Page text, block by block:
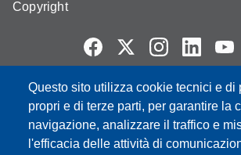
Questo sito utilizza cookie tecnici e di
propri e di terze parti, per garantire la
navigazione, analizzare il traffico e
l'efficacia delle attività di
Copyright
Partita IVA: 00427620364
e-mail: urp@unimore.it
PEC: primo contatto: urp@pec.unimore.it
Indirizzo ReGIndE per notifica Atti